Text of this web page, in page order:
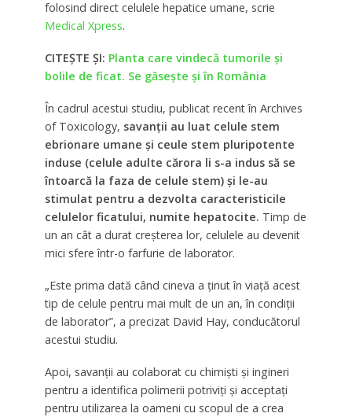
folosind direct celulele hepatice umane, scrie
Medical Xpress.
CITEȘTE ȘI: Planta care vindecă tumorile şi
bolile de ficat. Se găseşte şi în România
În cadrul acestui studiu, publicat recent în Archives
of Toxicology, savanţii au luat celule stem
ebrionare umane şi ceule stem pluripotente
induse (celule adulte cărora li s-a indus să se
întoarcă la faza de celule stem) şi le-au
stimulat pentru a dezvolta caracteristicile
celulelor ficatului, numite hepatocite. Timp de
un an cât a durat creşterea lor, celulele au devenit
mici sfere într-o farfurie de laborator.
„Este prima dată când cineva a ţinut în viaţă acest
tip de celule pentru mai mult de un an, în condiţii
de laborator”, a precizat David Hay, conducătorul
acestui studiu.
Apoi, savanţii au colaborat cu chimişti şi ingineri
pentru a identifica polimerii potriviţi şi acceptaţi
pentru utilizarea la oameni cu scopul de a crea